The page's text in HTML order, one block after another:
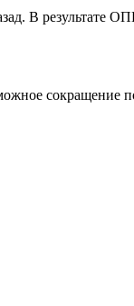
В результате
сокращение